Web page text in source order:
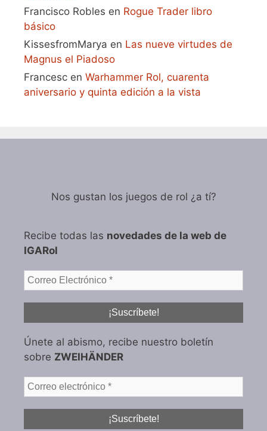
Francisco Robles en Rogue Trader libro
básico
KissesfromMarya en Las nueve virtudes de
Magnus el Piadoso
Francesc en Warhammer Rol, cuarenta
aniversario y quinta edición a la vista
Nos gustan los juegos de rol ¿a tí?
Recibe todas las novedades de la web de
IGARol
Únete al abismo, recibe nuestro boletín
sobre ZWEIHÄNDER